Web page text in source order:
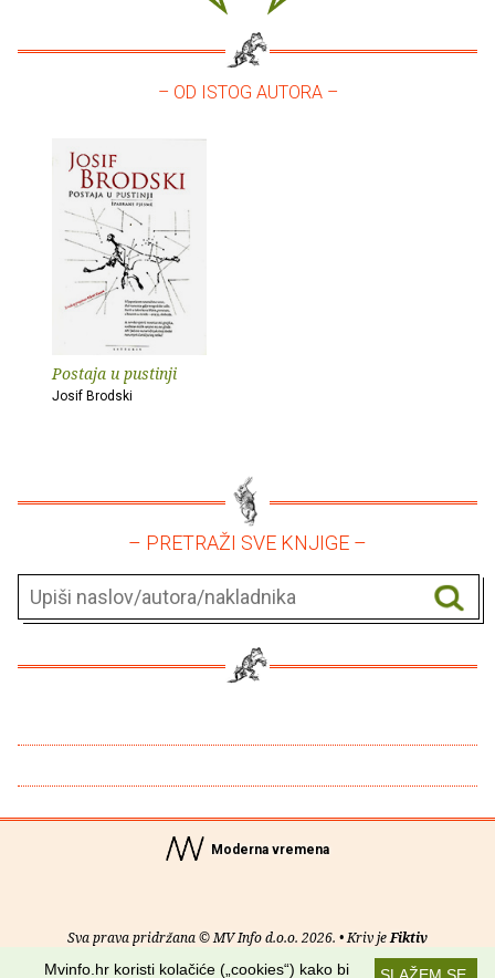
– OD ISTOG AUTORA –
Postaja u pustinji
Josif Brodski
– PRETRAŽI SVE KNJIGE –
Moderna vremena
Sva prava pridržana © MV Info d.o.o. 2026. • Kriv jeFiktiv
Mvinfo.hr koristi kolačiće („cookies“) kako bi